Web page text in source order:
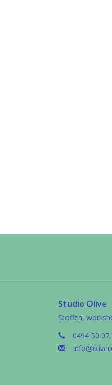
Studio Olive
Stoffen,
0494 50 07